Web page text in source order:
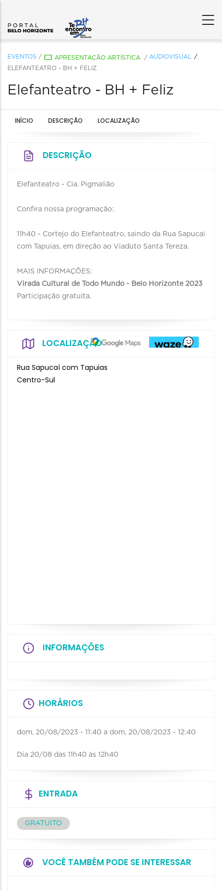
EVENTOS / APRESENTAÇÃO ARTÍSTICA / AUDIOVISUAL
ELEFANTEATRO - BH + FELIZ
Elefanteatro - BH + Feliz
INÍCIO DESCRIÇÃO LOCALIZAÇÃO
DESCRIÇÃO
Elefanteatro - Cia. Pigmalião
Confira nossa programação:
11h40 - Cortejo do Elefanteatro, saindo da Rua Sapucaí
com Tapuias, em direção ao Viaduto Santa Tereza.
MAIS INFORMAÇÕES:
Virada Cultural de Todo Mundo - Belo Horizonte 2023
Participação gratuita.
LOCALIZAÇÃO
Rua Sapucaí com Tapuias
Centro-Sul
INFORMAÇÕES
HORÁRIOS
dom, 20/08/2023 - 11:40 a dom, 20/08/2023 - 12:40
Dia 20/08 das 11h40 às 12h40
ENTRADA
GRATUITO
VOCÊ TAMBÉM PODE SE INTERESSAR